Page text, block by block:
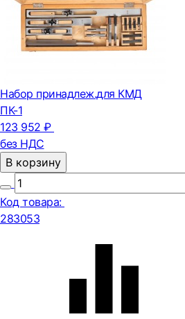
Набор принадлеж.для КМД
ПК-1
123 952 ₽
без НДС
В корзину
Код товара:
283053